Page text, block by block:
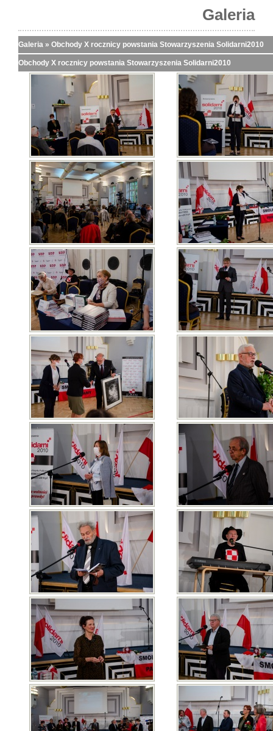
Galeria
Galeria » Obchody X rocznicy powstania Stowarzyszenia Solidarni2010
Obchody X rocznicy powstania Stowarzyszenia Solidarni2010